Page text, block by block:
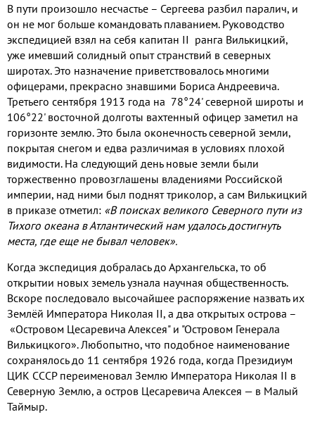
В пути произошло несчастье – Сергеева разбил паралич, и
он не мог больше командовать плаванием. Руководство
экспедицией взял на себя капитан II ранга Вилькицкий,
уже имевший солидный опыт странствий в северных
широтах.Это назначение приветствовалось многими
офицерами, прекрасно знавшими Бориса Андреевича.
Третьего сентября 1913 года на 78°24'северной широты и
106°22' восточной долготы вахтенный офицер заметил на
горизонте землю.Это была оконечность северной земли,
покрытая снегом и едва различимая в условиях плохой
видимости. На следующий день новые земли были
торжественно провозглашены владениями Российской
империи, над ними был поднят триколор, а сам Вилькицкий
в приказе отметил: «В поисках великого Северного пути из
Тихого океана в Атлантический нам удалось достигнуть
места, где еще не бывал человек».
Когда экспедиция добралась до Архангельска, то об
открытии новых земель узнала научная общественность.
Вскоре последовало высочайшее распоряжение назвать их
Землёй Императора Николая II, а два открытых острова –
«Островом Цесаревича Алексея" и "Островом Генерала
Вилькицкого». Любопытно, что подобное наименование
сохранялось до 11 сентября 1926 года, когда Президиум
ЦИК СССPпереименовал Землю Императора Николая II в
Северную Землю, а остров Цесаревича Алексея — в Малый
Таймыр.